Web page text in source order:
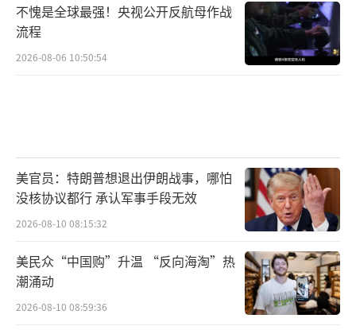
第一，财产与债务全面清查。
清算人将对“统一教”名下的不动产（总
部大楼、相关设施、土地）、动产、银行账
不愧是全球最强！央视公开反航母作战
流程
2026-08-06 10:50:54
美官员：特朗普想退出伊朗战事，哪怕
没核协议都行 承认军事手段无效
2026-08-10 08:15:32
美民众“中国购”升温 “反向海淘”热
潮涌动
2026-08-10 08:59:36